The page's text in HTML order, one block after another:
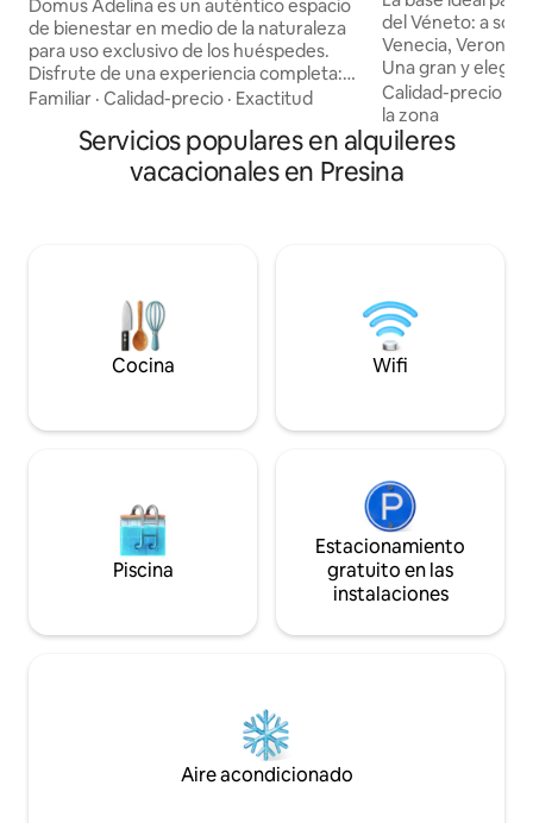
Domus Adelina es un auténtico espacio
de bienestar en medio de la naturaleza
para uso exclusivo de los huéspedes.
Disfrute de una experiencia completa:
piscina en la azotea, sauna y jacuzzi
cualquier estación del año. Un lugar
diseñado para desconectar, bajar el
ritmo y recuperarse. Esto es lo que
Baño con ducha • Ducha al aire libre
junto a la piscina • Área de pícnic
totalmente equipada
Familiar · Calidad-precio · Exactitud
del Véneto: a
Venecia, Verona,
Una gran y
para recargar
vistas
Marostica. La
mascotas y
familias, grupos,
Calidad-precio
la zona
Servicios populares en alquileres
vacacionales en Presina
Cocina Wifi
Piscina
Estacionamiento
gratuito en las
instalaciones
Aire acondicionado